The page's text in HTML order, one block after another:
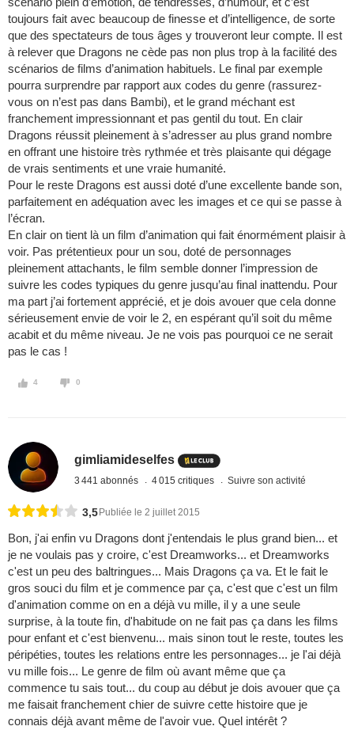
toujours fait avec beaucoup de finesse et d’intelligence, de sorte
que des spectateurs de tous âges y trouveront leur compte. Il est
à relever que Dragons ne cède pas non plus trop à la facilité des
scénarios de films d’animation habituels. Le final par exemple
pourra surprendre par rapport aux codes du genre (rassurez-
vous on n’est pas dans Bambi), et le grand méchant est
franchement impressionnant et pas gentil du tout. En clair
Dragons réussit pleinement à s’adresser au plus grand nombre
en offrant une histoire très rythmée et très plaisante qui dégage
de vrais sentiments et une vraie humanité.
Pour le reste Dragons est aussi doté d’une excellente bande son,
parfaitement en adéquation avec les images et ce qui se passe à
l’écran.
En clair on tient là un film d’animation qui fait énormément plaisir à
voir. Pas prétentieux pour un sou, doté de personnages
pleinement attachants, le film semble donner l’impression de
suivre les codes typiques du genre jusqu’au final inattendu. Pour
ma part j’ai fortement apprécié, et je dois avouer que cela donne
sérieusement envie de voir le 2, en espérant qu’il soit du même
acabit et du même niveau. Je ne vois pas pourquoi ce ne serait
pas le cas !
4 0
gimliamideselfes
3 441 abonnés 4 015 critiques Suivre son activité
3,5 Publiée le 2 juillet 2015
Bon, j'ai enfin vu Dragons dont j'entendais le plus grand bien... et
je ne voulais pas y croire, c'est Dreamworks... et Dreamworks
c'est un peu des baltringues... Mais Dragons ça va. Et le fait le
gros souci du film et je commence par ça, c'est que c'est un film
d'animation comme on en a déjà vu mille, il y a une seule
surprise, à la toute fin, d'habitude on ne fait pas ça dans les films
pour enfant et c'est bienvenu... mais sinon tout le reste, toutes les
péripéties, toutes les relations entre les personnages... je l'ai déjà
vu mille fois... Le genre de film où avant même que ça
commence tu sais tout... du coup au début je dois avouer que ça
me faisait franchement chier de suivre cette histoire que je
connais déjà avant même de l'avoir vue. Quel intérêt ?